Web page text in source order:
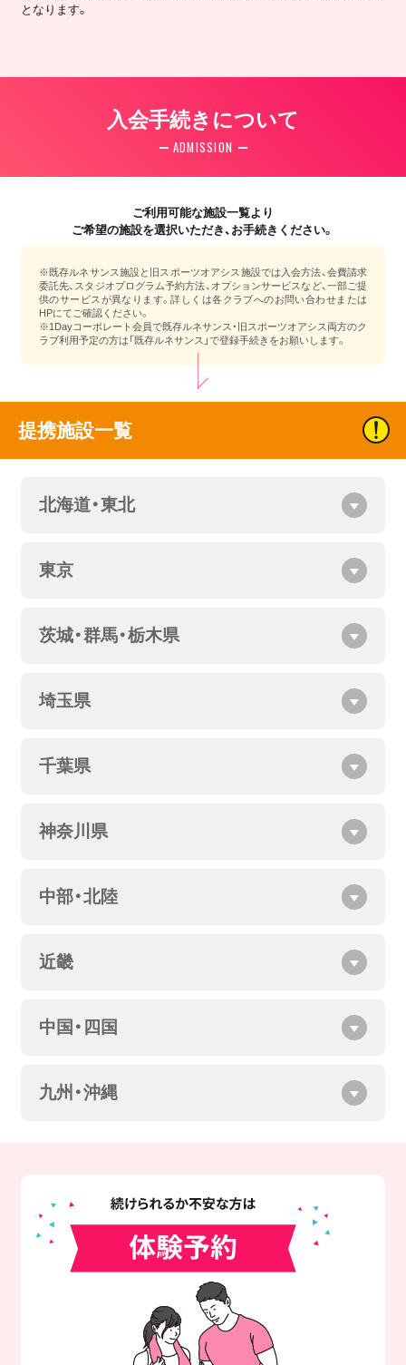
となります。
入会手続きについて
ADMISSION
ご利用可能な施設一覧より
ご希望の施設を選択いただき、お手続きください。
※既存ルネサンス施設と旧スポーツオアシス施設では入会方法、会費請求
委託先、スタジオプログラム予約方法、オプションサービスなど、一部ご提
供のサービスが異なります。詳しくは各クラブへのお問い合わせまたは
HPにてご確認ください。
※1Dayコーポレート会員で既存ルネサンス・旧スポーツオアシス両方のク
ラブ利用予定の方は「既存ルネサンス」で登録手続きをお願いします。
提携施設一覧
北海道・東北
東京
茨城・群馬・栃木県
埼玉県
千葉県
神奈川県
中部・北陸
近畿
中国・四国
九州・沖縄